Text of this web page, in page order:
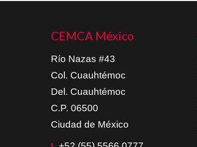
CEMCA México
Río Nazas #43
Col. Cuauhtémoc
Del. Cuauhtémoc
C.P. 06500
Ciudad de México